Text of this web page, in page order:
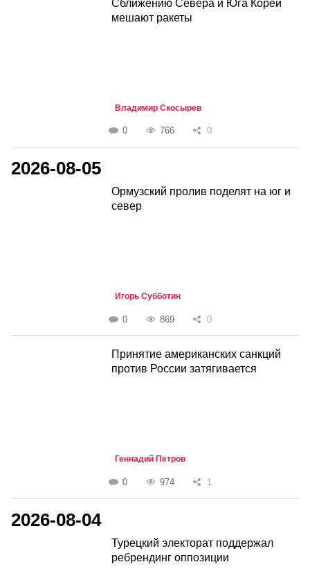
Сближению Севера и Юга Кореи
мешают ракеты
Владимир Скосырев
0 766 0
2026-08-05
Ормузский пролив поделят на юг и
север
Игорь Субботин
0 869 0
Принятие американских санкций
против России затягивается
Геннадий Петров
0 974 1
2026-08-04
Турецкий электорат поддержал
ребрендинг оппозиции